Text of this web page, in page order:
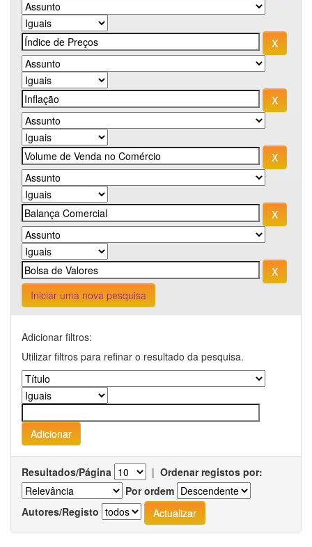
Iniciar uma nova pesquisa
Adicionar filtros:
Utilizar filtros para refinar o resultado da pesquisa.
Resultados/Página | Ordenar registos por:
Por ordem
Autores/Registo